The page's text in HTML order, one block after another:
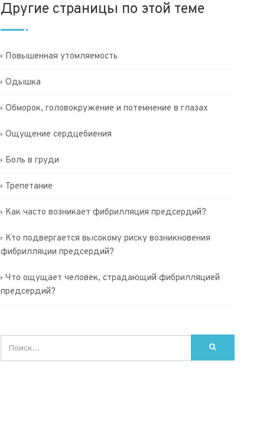
Другие страницы по этой теме
Повышенная утомляемость
Одышка
Обморок, головокружение и потемнение в глазах
Ощущение сердцебиения
Боль в груди
Трепетание
Как часто возникает фибрилляция предсердий?
Кто подвергается высокому риску возникновения
фибрилляции предсердий?
Что ощущает человек, страдающий фибрилляцией
предсердий?